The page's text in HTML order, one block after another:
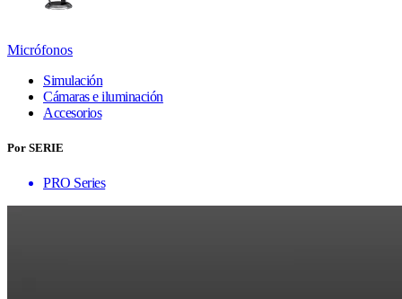
Micrófonos
Simulación
Cámaras e iluminación
Accesorios
Por SERIE
PRO Series